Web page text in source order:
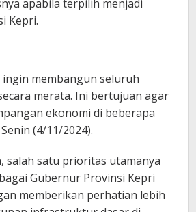
apabila terpilih menjadi
Kepri.
ingin membangun seluruh
merata. Ini bertujuan agar
ekonomi di beberapa
(4/11/2024).
salah satu prioritas utamanya
Gubernur Provinsi Kepri
memberikan perhatian lebih